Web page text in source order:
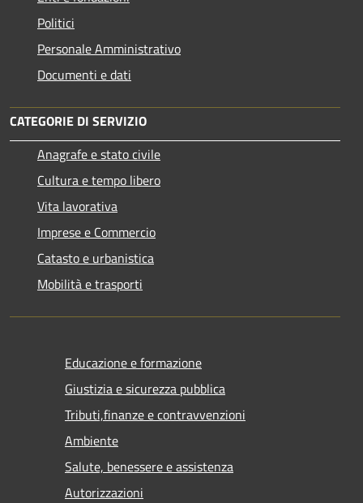
Politici
Personale Amministrativo
Documenti e dati
CATEGORIE DI SERVIZIO
Anagrafe e stato civile
Cultura e tempo libero
Vita lavorativa
Imprese e Commercio
Catasto e urbanistica
Mobilità e trasporti
Educazione e formazione
Giustizia e sicurezza pubblica
Tributi,finanze e contravvenzioni
Ambiente
Salute, benessere e assistenza
Autorizzazioni